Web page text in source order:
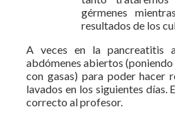
gérmenes
resultados de los
A veces en la pancreatitis
abdómenes abiertos
con gasas) para poder hacer
lavados en los siguientes días.
correcto al profesor.